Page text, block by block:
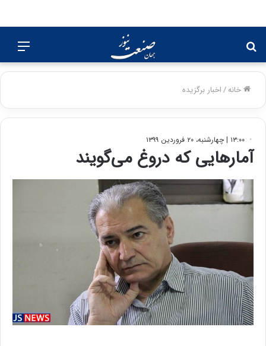
برای
خانه/اخبار برگزیده
۱۳:۰۰ | چهارشنبه، ۲۰ فروردین ۱۳۹۹
آمارهایی که دروغ می‌گویند